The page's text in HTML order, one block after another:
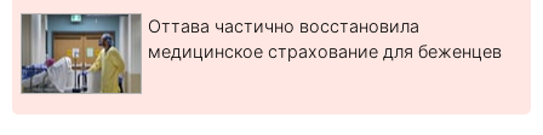
Оттава частично восстановила
медицинское страхование для беженцев